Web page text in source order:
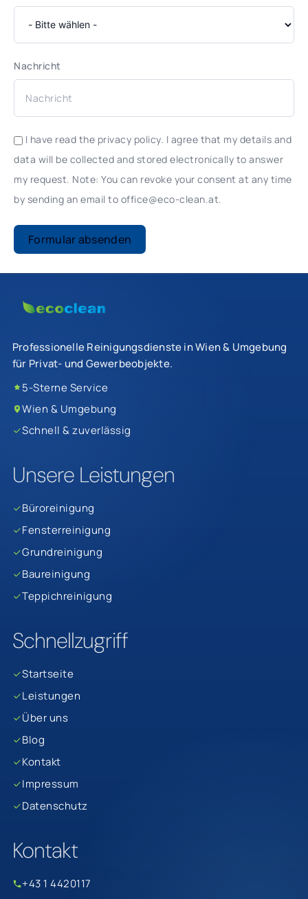
Nachricht
I have read the privacy policy. I agree that my details and
data will be collected and stored electronically to answer
my request. Note: You can revoke your consent at any time
by sending an email to office@eco-clean.at.
Formular absenden
Professionelle Reinigungsdienste in Wien & Umgebung
für Privat- und Gewerbeobjekte.
5-Sterne Service
Wien & Umgebung
Schnell & zuverlässig
Unsere Leistungen
Büroreinigung
Fensterreinigung
Grundreinigung
Baureinigung
Teppichreinigung
Schnellzugriff
Startseite
Leistungen
Über uns
Blog
Kontakt
Impressum
Datenschutz
Kontakt
+43 1 4420117